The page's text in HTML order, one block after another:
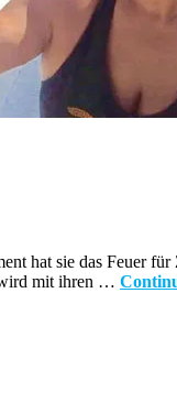
hat sie das Feuer
wird mit ihren …